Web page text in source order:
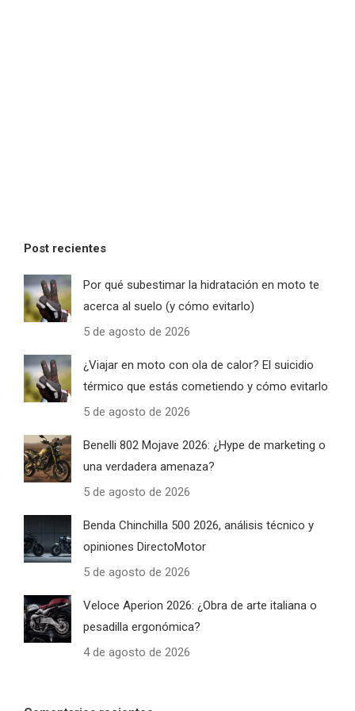
Post recientes
Por qué subestimar la hidratación en moto te
acerca al suelo (y cómo evitarlo)
5 de agosto de 2026
¿Viajar en moto con ola de calor? El suicidio
térmico que estás cometiendo y cómo evitarlo
5 de agosto de 2026
Benelli 802 Mojave 2026: ¿Hype de marketing o
una verdadera amenaza?
5 de agosto de 2026
Benda Chinchilla 500 2026, análisis técnico y
opiniones DirectoMotor
5 de agosto de 2026
Veloce Aperion 2026: ¿Obra de arte italiana o
pesadilla ergonómica?
4 de agosto de 2026